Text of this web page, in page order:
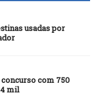
usadas por
com 750
mil